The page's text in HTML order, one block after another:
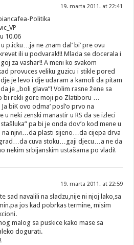
19. marta 2011. at 22:41
Politika
10.06
p.icku…ja ne znam dal’ bi’ pre ovu
ili u podvarak!!! Mlada se docerala i
za vashar!! A meni ko svakom
provuces veliku guzicu i stikle pored
je levo i dje udaram a kamoli da pitam
je „boli glava”! Volim rasne žene sa
bi rekli gore moji po Zlatiboru …
biK ovo odma’ posl’o prvo na
u neki zenski manastir u RS da se izleci
pa bi je onda dov’o kod mene u
na njivi…da plasti sijeno…da cijepa drva
cuva stoku…gaji djecu…a ne da
nekim srbijanskim ustašama po vladi!
19. marta 2011. at 22:59
sad navalili na sladzu,nije ni njoj lako,sa
jos kad pobrkas termine, misim
malog sa puskice kako mase sa
dogurati.